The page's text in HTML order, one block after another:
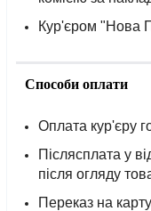
Кур'єром "Нова
Способи оплати
Оплата кур'єру
Післясплата у
після огляду
Переказ на